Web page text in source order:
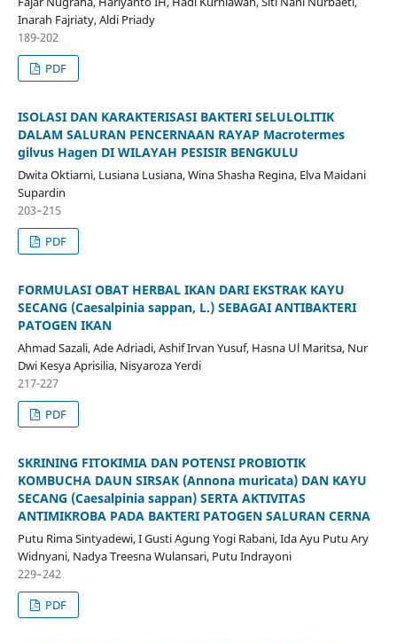
Inarah Fajriaty, Aldi Priady
189-202
PDF
ISOLASI DAN KARAKTERISASI BAKTERI SELULOLITIK
DALAM SALURAN PENCERNAAN RAYAP Macrotermes
gilvus Hagen DI WILAYAH PESISIR BENGKULU
Dwita Oktiarni, Lusiana Lusiana, Wina Shasha Regina, Elva Maidani
Supardin
203–215
PDF
FORMULASI OBAT HERBAL IKAN DARI EKSTRAK KAYU
SECANG (Caesalpinia sappan, L.) SEBAGAI ANTIBAKTERI
PATOGEN IKAN
Ahmad Sazali, Ade Adriadi, Ashif Irvan Yusuf, Hasna Ul Maritsa, Nur
Dwi Kesya Aprisilia, Nisyaroza Yerdi
217-227
PDF
SKRINING FITOKIMIA DAN POTENSI PROBIOTIK
KOMBUCHA DAUN SIRSAK (Annona muricata) DAN KAYU
SECANG (Caesalpinia sappan) SERTA AKTIVITAS
ANTIMIKROBA PADA BAKTERI PATOGEN SALURAN CERNA
Putu Rima Sintyadewi, I Gusti Agung Yogi Rabani, Ida Ayu Putu Ary
Widnyani, Nadya Treesna Wulansari, Putu Indrayoni
229–242
PDF